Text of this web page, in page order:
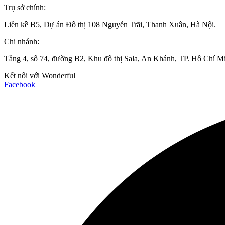
Trụ sở chính:
Liền kề B5, Dự án Đô thị 108 Nguyễn Trãi, Thanh Xuân, Hà Nội.
Chi nhánh:
Tầng 4, số 74, đường B2, Khu đô thị Sala, An Khánh, TP. Hồ Chí
Kết nối với Wonderful
Facebook